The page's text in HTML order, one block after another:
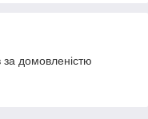
домовленістю